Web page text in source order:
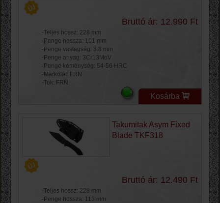
Bruttó ár: 12.990 Ft
-Teljes hossz: 228 mm
-Penge hossza: 101 mm
-Penge vastagság: 3.8 mm
-Penge anyag: 3Cr13MoV
-Penge keménység: 54-56 HRC
-Markolat: FRN
-Tok: FRN
Kosárba
Takumitak Asym Fixed
Blade TKF318
Bruttó ár: 12.490 Ft
-Teljes hossz: 228 mm
-Penge hossza: 113 mm